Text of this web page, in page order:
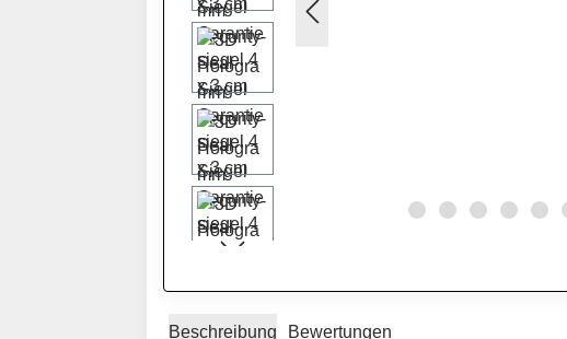
Beschreibung Bewertungen